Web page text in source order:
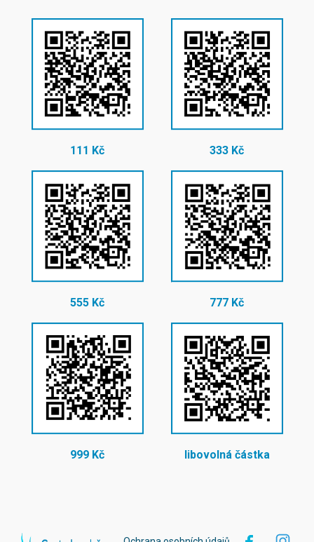
111 Kč 333 Kč
555 Kč 777 Kč
999 Kč libovolná částka